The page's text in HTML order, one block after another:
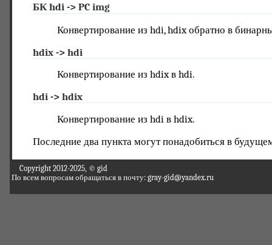
БК hdi -> PC img
Конвертирование из hdi, hdix обратно в
hdix -> hdi
Конвертирование из hdix в hdi.
hdi -> hdix
Конвертирование из hdi в hdix.
Последние два пункта могут понадобиться в
Copyright 2012-2025, © gid
По всем вопросам обращаться в почту: gray-gid@yandex.ru